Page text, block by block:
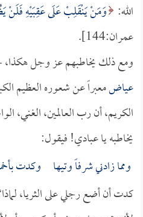
الله: وَمَنْ يَنْقَلِبْ عَلَى عَقِبَيْهِ فَلَنْ
عمران:144].
ومع ذلك يخاطبهم عز وجل هكذا،
عياضمعبراً عن شعوره العظيم
الكريم، أن رب العالمين، الغني،
يخاطبه يا عبادي! فيقول:
ومما زادني شرفاً وتيها وكدت
كدت أن أضع رجلي على الثريا،